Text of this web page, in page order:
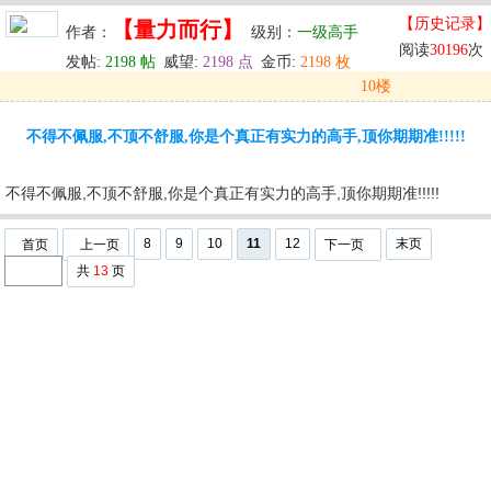
作者： 【量力而行】 级别： 一级高手
发帖: 2198 帖 威望: 2198 点 金币: 2198 枚
【历史记录】
阅读30196次
10楼
回复 u 编辑 u
不得不佩服,不顶不舒服,你是个真正有实力的高手,顶你期期准!!!!!
不得不佩服,不顶不舒服,你是个真正有实力的高手,顶你期期准!!!!!
首页 上一页 8 9 10 11 12 下一页
末页
共 13 页